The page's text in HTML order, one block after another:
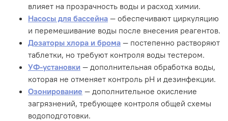
влияет на прозрачность воды и расход химии.
Насосы для бассейна — обеспечивают циркуляцию
и перемешивание воды после внесения реагентов.
Дозаторы хлора и брома — постепенно растворяют
таблетки, но требуют контроля воды тестером.
УФ-установки — дополнительная обработка воды,
которая не отменяет контроль pH и дезинфекции.
Озонирование — дополнительное окисление
загрязнений, требующее контроля общей схемы
водоподготовки.